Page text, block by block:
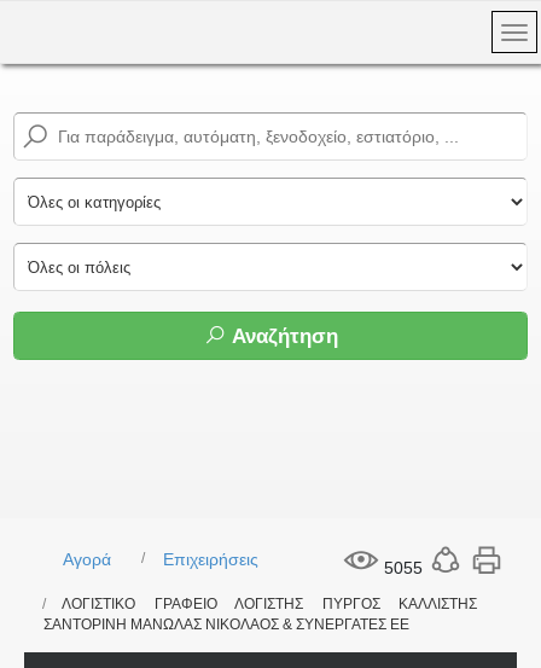
Αναζήτηση
5055
Αγορά Επιχειρήσεις
ΛΟΓΙΣΤΙΚΟ ΓΡΑΦΕΙΟ ΛΟΓΙΣΤΗΣ ΠΥΡΓΟΣ ΚΑΛΛΙΣΤΗΣ
ΣΑΝΤΟΡΙΝΗ ΜΑΝΩΛΑΣ ΝΙΚΟΛΑΟΣ & ΣΥΝΕΡΓΑΤΕΣ ΕΕ